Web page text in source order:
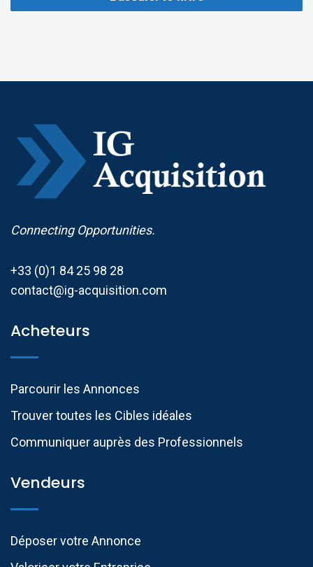
Connecting Opportunities.
+33 (0)1 84 25 98 28
contact@ig-acquisition.com
Acheteurs
Parcourir les Annonces
Trouver toutes les Cibles idéales
Communiquer auprès des Professionnels​
Vendeurs
Déposer votre Annonce